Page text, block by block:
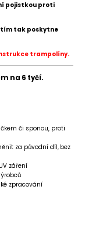
pojistkou proti
tím tak poskytne
trampolíny.
na 6 tyčí.
či sponou, proti
za původní díl, bez
záření
zpracování